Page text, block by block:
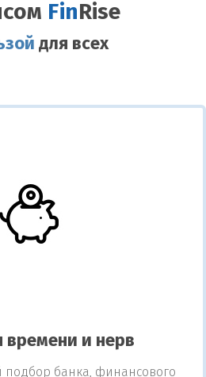
Fin Rise
для всех
времени и нерв
банка, финансового